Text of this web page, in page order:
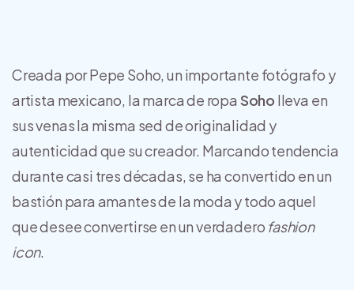
Creada por Pepe Soho, un importante fotógrafo y
artista mexicano, la marca de ropa Soho lleva en
sus venas la misma sed de originalidad y
autenticidad que su creador. Marcando tendencia
durante casi tres décadas, se ha convertido en un
bastión para amantes de la moda y todo aquel
que desee convertirse en un verdadero fashion
icon.